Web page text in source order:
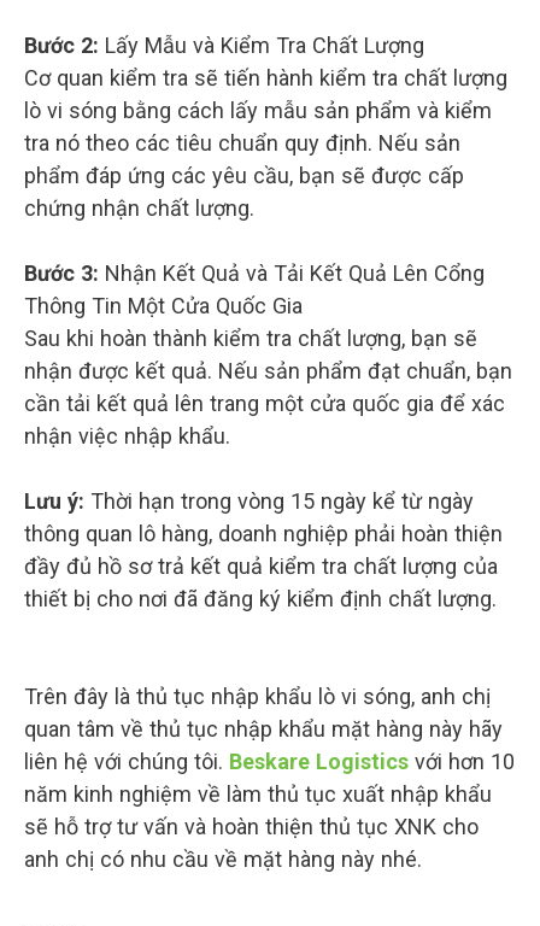
Bước 2: Lấy Mẫu và Kiểm Tra Chất Lượng
Cơ quan kiểm tra sẽ tiến hành kiểm tra chất lượng
lò vi sóng bằng cách lấy mẫu sản phẩm và kiểm
tra nó theo các tiêu chuẩn quy định. Nếu sản
phẩm đáp ứng các yêu cầu, bạn sẽ được cấp
chứng nhận chất lượng.
Bước 3: Nhận Kết Quả và Tải Kết Quả Lên Cổng
Thông Tin Một Cửa Quốc Gia
Sau khi hoàn thành kiểm tra chất lượng, bạn sẽ
nhận được kết quả. Nếu sản phẩm đạt chuẩn, bạn
cần tải kết quả lên trang một cửa quốc gia để xác
nhận việc nhập khẩu.
Lưu ý: Thời hạn trong vòng 15 ngày kể từ ngày
thông quan lô hàng, doanh nghiệp phải hoàn thiện
đầy đủ hồ sơ trả kết quả kiểm tra chất lượng của
thiết bị cho nơi đã đăng ký kiểm định chất lượng.
Trên đây là thủ tục nhập khẩu lò vi sóng, anh chị
quan tâm về thủ tục nhập khẩu mặt hàng này hãy
liên hệ với chúng tôi. Beskare Logistics với hơn 10
năm kinh nghiệm về làm thủ tục xuất nhập khẩu
sẽ hỗ trợ tư vấn và hoàn thiện thủ tục XNK cho
anh chị có nhu cầu về mặt hàng này nhé.